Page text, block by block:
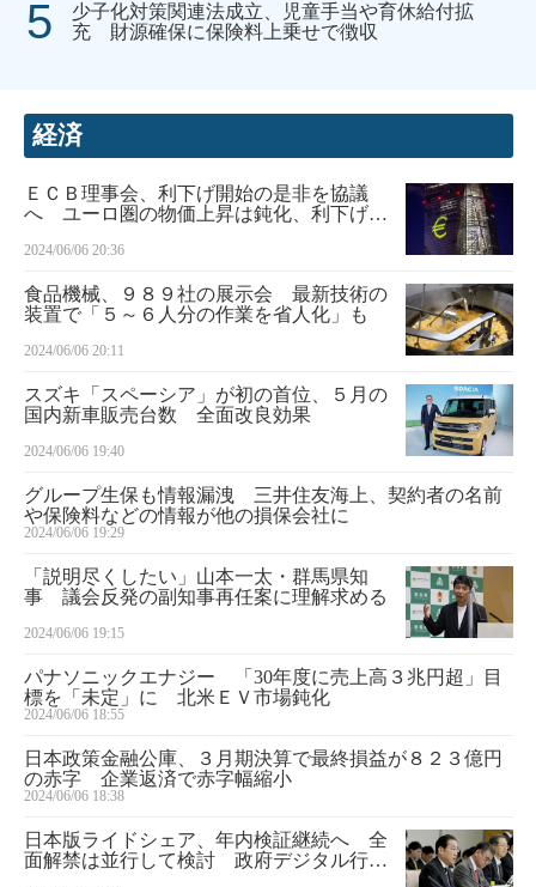
少子化対策関連法成立、児童手当や育休給付拡
充 財源確保に保険料上乗せで徴収
経済
ＥＣＢ理事会、利下げ開始の是非を協議
へ ユーロ圏の物価上昇は鈍化、利下げの
2024/06/06 20:36
食品機械、９８９社の展示会 最新技術の
装置で「５～６人分の作業を省人化」も
2024/06/06 20:11
スズキ「スペーシア」が初の首位、５月の
国内新車販売台数 全面改良効果
2024/06/06 19:40
グループ生保も情報漏洩 三井住友海上、契約者の名前
や保険料などの情報が他の損保会社に
2024/06/06 19:29
「説明尽くしたい」山本一太・群馬県知
事 議会反発の副知事再任案に理解求める
2024/06/06 19:15
パナソニックエナジー 「30年度に売上高３兆円超」目
標を「未定」に 北米ＥＶ市場鈍化
2024/06/06 18:55
日本政策金融公庫、３月期決算で最終損益が８２３億円
の赤字 企業返済で赤字幅縮小
2024/06/06 18:38
日本版ライドシェア、年内検証継続へ 全
面解禁は並行して検討 政府デジタル行財